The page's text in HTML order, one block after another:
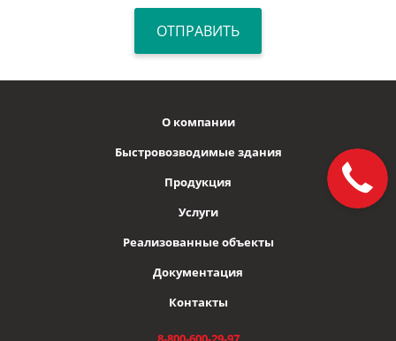
О компании
Быстровозводимые здания
Продукция
Услуги
Реализованные объекты
Документация
Контакты